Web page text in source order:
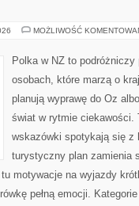
MOŻLIWOŚĆ
Polka w NZ to
osobach, które marzą o
planują wyprawę do Oz
świat w rytmie ciekawości.
wskazówki spotykają się z
turystyczny plan zamienia
motywacje na wyjazdy
pełną emocji.